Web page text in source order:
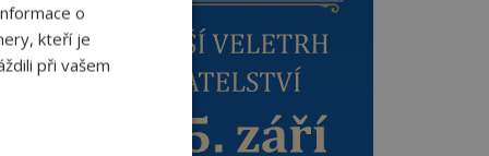
o
kteří je
při vašem